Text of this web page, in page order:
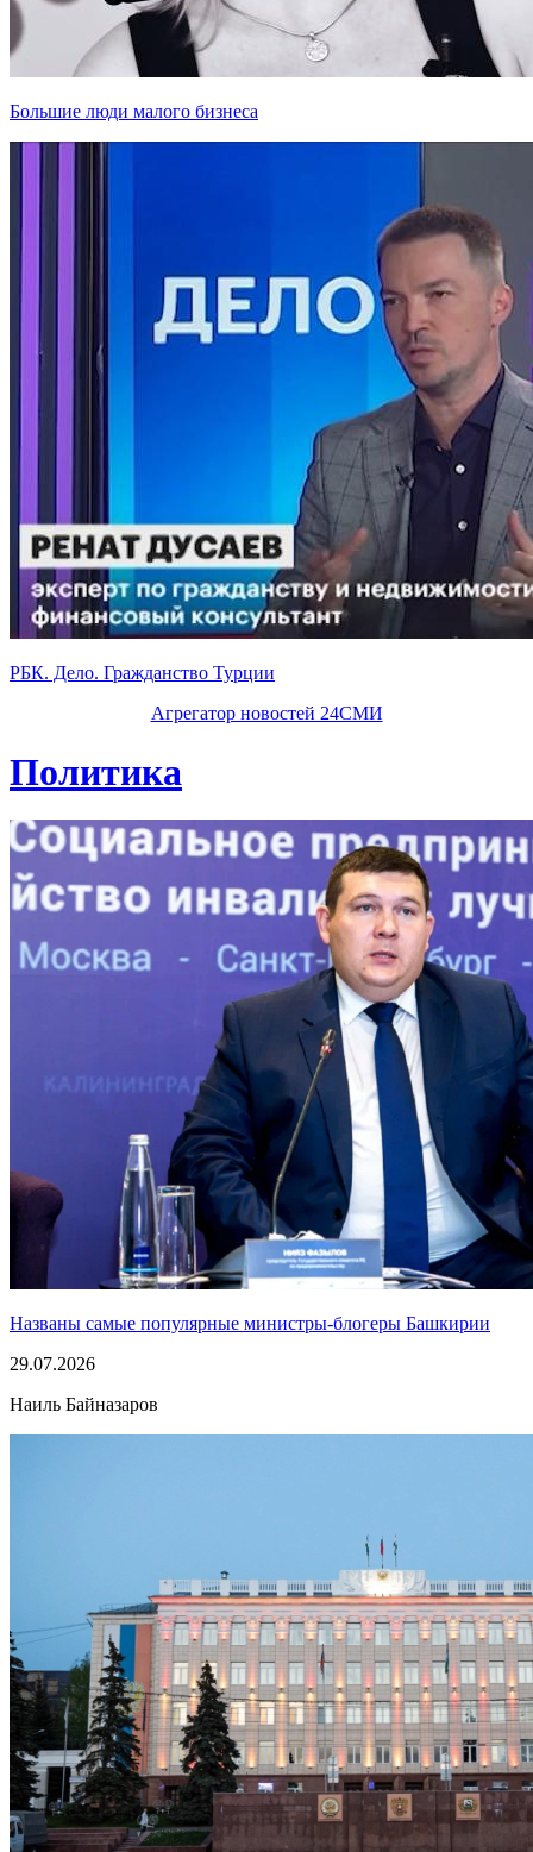
Большие люди малого бизнеса
РБК. Дело. Гражданство Турции
Агрегатор новостей 24СМИ
Политика
Названы самые популярные министры-блогеры Башкирии
29.07.2026
Наиль Байназаров